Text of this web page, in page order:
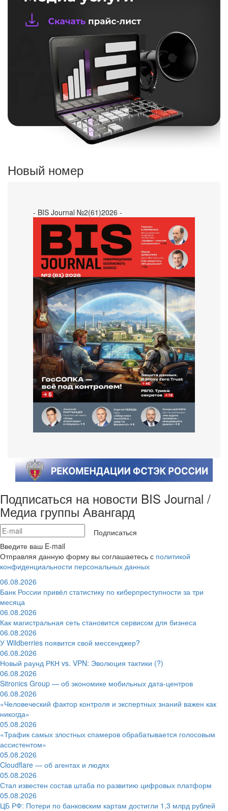
Новый номер
- BIS Journal №2(61)2026 -
Подписаться на новости BIS Journal /
Медиа группы Авангард
Подписаться
Введите ваш E-mail
Отправляя данную форму вы соглашаетесь с политикой
конфиденциальности персональных данных
06.08.2026
Банк России привёл статистику по киберпреступности за три
месяца
06.08.2026
Как магистральная сеть становится сервисом для бизнеса
06.08.2026
У Wildberries появится свой мессенджер?
06.08.2026
Новый раунд РКН vs. VPN: Эволюция тактики (?)
06.08.2026
Sitronics Group — об экономике мобильных дата-центров
06.08.2026
«Человеческий фактор контроля и экспертных знаний важен как
никогда»
05.08.2026
«Трафик самых злостных спамеров обрабатывается голосовым
ассистентом»
05.08.2026
Cloudflare — об агентах и людях
05.08.2026
Стал известен состав штаба по развитию цифровых платформ
05.08.2026
ЦБ РФ: Потери по банковским картам достигли 1,3 млрд рублей